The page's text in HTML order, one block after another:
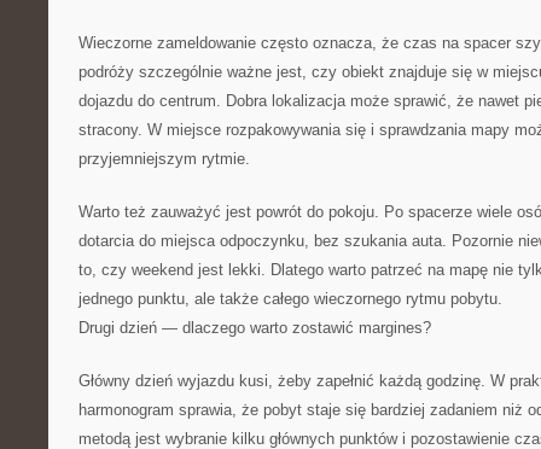
Wieczorne zameldowanie często oznacza, że czas na spacer
podróży szczególnie ważne jest, czy obiekt znajduje się w
dojazdu do centrum. Dobra lokalizacja może sprawić, że nawet
stracony. W miejsce rozpakowywania się i sprawdzania mapy
przyjemniejszym rytmie.
Warto też zauważyć jest powrót do pokoju. Po spacerze wiele
dotarcia do miejsca odpoczynku, bez szukania auta. Pozornie
to, czy weekend jest lekki. Dlatego warto patrzeć na mapę nie
jednego punktu, ale także całego wieczornego rytmu pobytu.
Drugi dzień — dlaczego warto zostawić margines?
Główny dzień wyjazdu kusi, żeby zapełnić każdą godzinę. W
harmonogram sprawia, że pobyt staje się bardziej zadaniem niż
metodą jest wybranie kilku głównych punktów i pozostawienie